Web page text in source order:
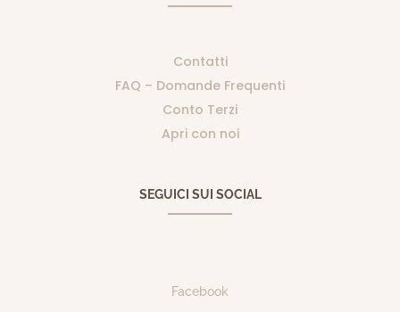
Contatti
FAQ – Domande Frequenti
Conto Terzi
Apri con noi
SEGUICI SUI SOCIAL
Facebook